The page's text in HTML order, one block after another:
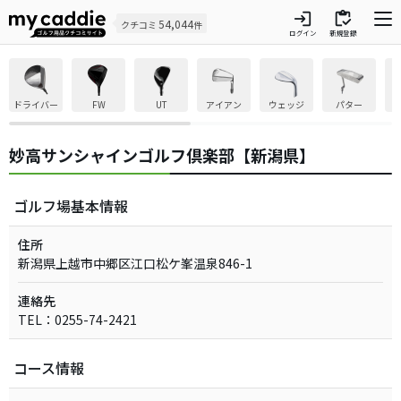
クチコミ 54,044件 login
ログイン
inventory
新規登録
ドライバー FW UT アイアン ウェッジ パター
妙高サンシャインゴルフ倶楽部【新潟県】
ゴルフ場基本情報
住所
新潟県上越市中郷区江口松ケ峯温泉846-1
連絡先
TEL：0255-74-2421
コース情報